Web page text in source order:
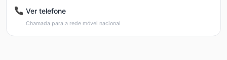
Ver telefone
Chamada para a rede móvel nacional